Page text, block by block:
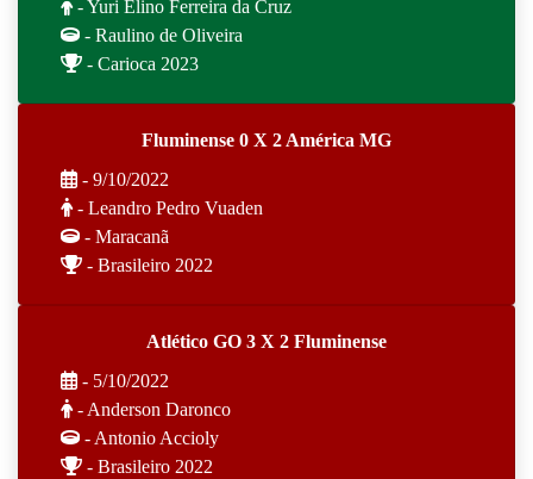
- Yuri Elino Ferreira da Cruz
- Raulino de Oliveira
- Carioca 2023
Fluminense 0 X 2 América MG
- 9/10/2022
- Leandro Pedro Vuaden
- Maracanã
- Brasileiro 2022
Atlético GO 3 X 2 Fluminense
- 5/10/2022
- Anderson Daronco
- Antonio Accioly
- Brasileiro 2022